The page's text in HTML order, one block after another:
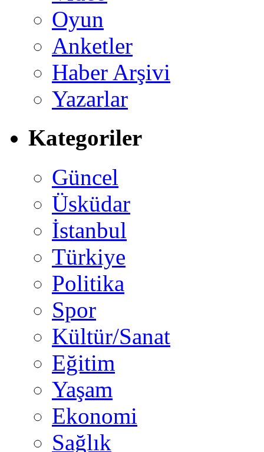
Oyun
Anketler
Haber Arşivi
Yazarlar
Kategoriler
Güncel
Üsküdar
İstanbul
Türkiye
Politika
Spor
Kültür/Sanat
Eğitim
Yaşam
Ekonomi
Sağlık